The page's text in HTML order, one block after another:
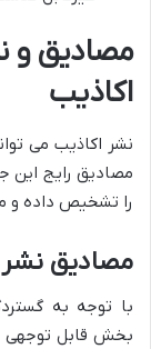
مصادیق و
اکاذیب
نشر اکاذیب می
مصادیق رایج این
را تشخیص داده و
مصادیق
با توجه به
بخش قابل توجهی